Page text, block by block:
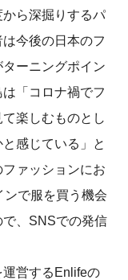
ら深掘りするパ
今後の日本のフ
ーニングポイン
「コロナ禍でフ
楽しむものとし
感じている」と
ァッションにお
で服を買う機会
、SNSでの発信
営するEnlifeの